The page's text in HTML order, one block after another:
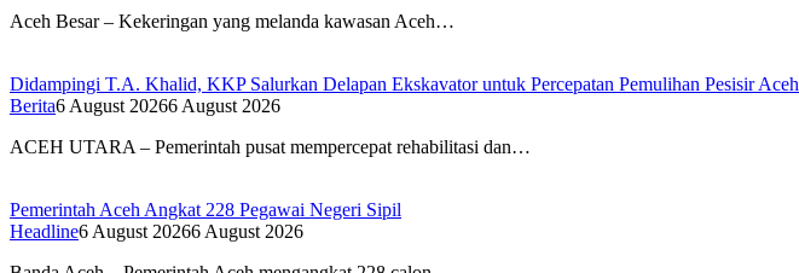
Aceh Besar – Kekeringan yang melanda kawasan Aceh…
Didampingi T.A. Khalid, KKP Salurkan Delapan Ekskavator untuk Percepatan Pemulihan Pesisir Aceh
Berita6 August 20266 August 2026
ACEH UTARA – Pemerintah pusat mempercepat rehabilitasi dan…
Pemerintah Aceh Angkat 228 Pegawai Negeri Sipil
Headline6 August 20266 August 2026